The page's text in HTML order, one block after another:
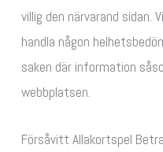
villig den närvarand
handla någon
saken där information
webbplatsen.
Försåvitt Allakortspel